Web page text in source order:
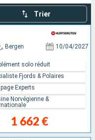
Trier
Bergen 10/04/2027
1 662 €
solo réduit
Fjords & Polaires
Experts
Norvégienne &